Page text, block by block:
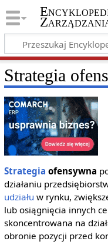
Strategia
Strategia ofensywna
działaniu
udziału w rynku,
lub osiągnięcia innych
skoncentrowana na
obronie pozycji przed